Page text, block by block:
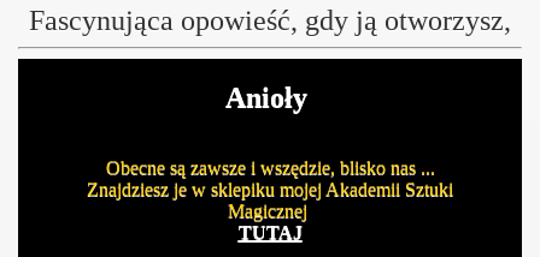
Fascynująca opowieść, gdy ją otworzysz,
Anioły
Obecne są zawsze i wszędzie, blisko nas ...
Znajdziesz je w sklepiku mojej Akademii Sztuki
Magicznej
TUTAJ